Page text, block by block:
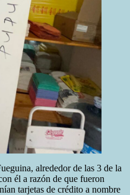
alrededor de las 3 de la
él a razón de que fueron
tarjetas de crédito a nombre